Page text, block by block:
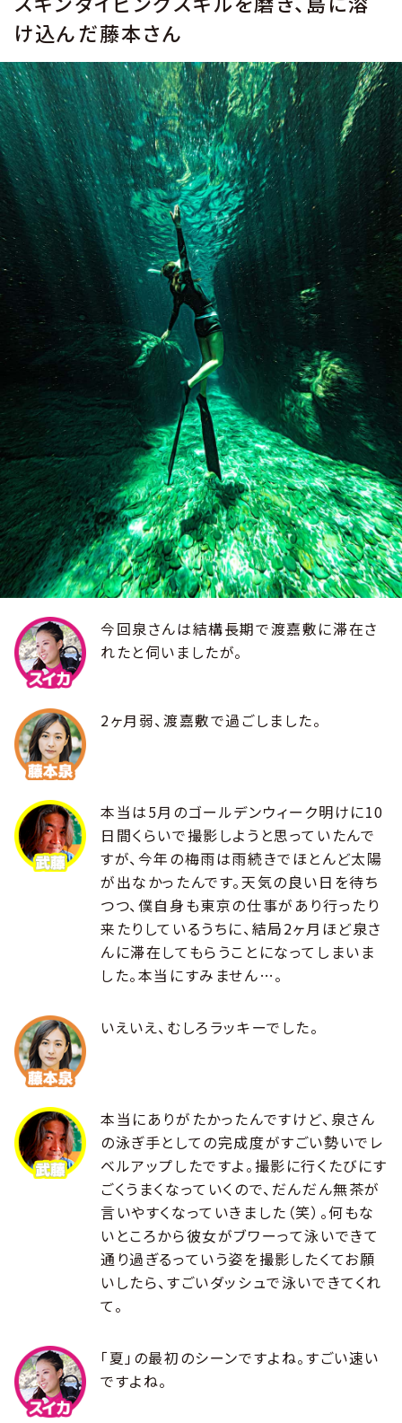
け込んだ藤本さん
今回泉さんは結構長期で渡嘉敷に滞在さ
れたと伺いましたが。
2ヶ月弱、渡嘉敷で過ごしました。
本当は5月のゴールデンウィーク明けに10
日間くらいで撮影しようと思っていたんで
すが、今年の梅雨は雨続きでほとんど太陽
が出なかったんです。天気の良い日を待ち
つつ、僕自身も東京の仕事があり行ったり
来たりしているうちに、結局2ヶ月ほど泉さ
んに滞在してもらうことになってしまいま
した。本当にすみません…。
いえいえ、むしろラッキーでした。
本当にありがたかったんですけど、泉さん
の泳ぎ手としての完成度がすごい勢いでレ
ベルアップしたですよ。撮影に行くたびにす
ごくうまくなっていくので、だんだん無茶が
言いやすくなっていきました（笑）。何もな
いところから彼女がブワーって泳いできて
通り過ぎるっていう姿を撮影したくてお願
いしたら、すごいダッシュで泳いできてくれ
て。
「夏」の最初のシーンですよね。すごい速い
ですよね。